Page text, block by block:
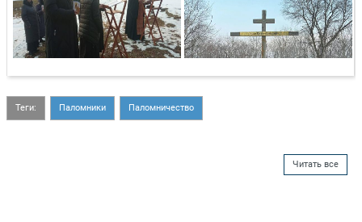
Теги: Паломники Паломничество
Читать все